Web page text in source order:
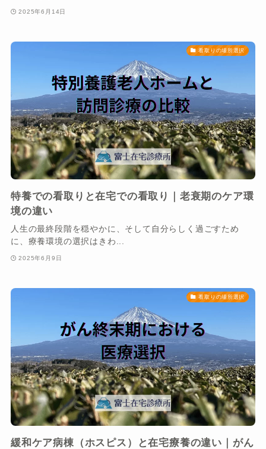
2025年6月14日
看取りの場所選択
特養での看取りと在宅での看取り｜老衰期のケア環
境の違い
人生の最終段階を穏やかに、そして自分らしく過ごすため
に、療養環境の選択はきわ...
2025年6月9日
看取りの場所選択
緩和ケア病棟（ホスピス）と在宅療養の違い｜がん